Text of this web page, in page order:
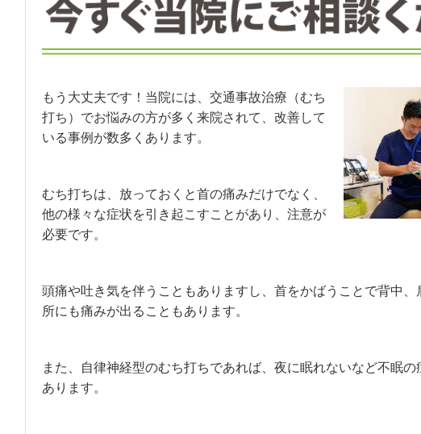
もう大丈夫です！当院には、交通事故治療（むち
打ち）でお悩みの方が多く来院されて、改善して
いる事例が数多くあります。
むち打ちは、放っておくと首の痛みだけでなく、
他の様々な症状を引き起こすことがあり、注意が
必要です。
頭痛や吐き気を伴うこともありますし、首をかばうことで背中、
所にも痛みが出ることもあります。
また、自律神経型のむち打ちであれば、夜に眠れないなど不眠の
あります。